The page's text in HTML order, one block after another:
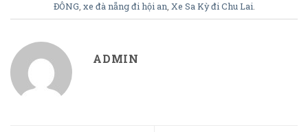
ĐÔNG, xe đà nẵng đi hội an, Xe Sa Kỳ đi Chu Lai.
ADMIN